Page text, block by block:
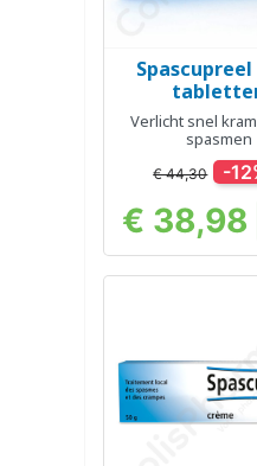
Snel
Spascupreel
Verlicht snel
spasmen
€ 44,30 -
Prijs
€ 38,98